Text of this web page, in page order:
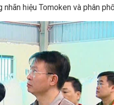
hiệu Tomoken và phân